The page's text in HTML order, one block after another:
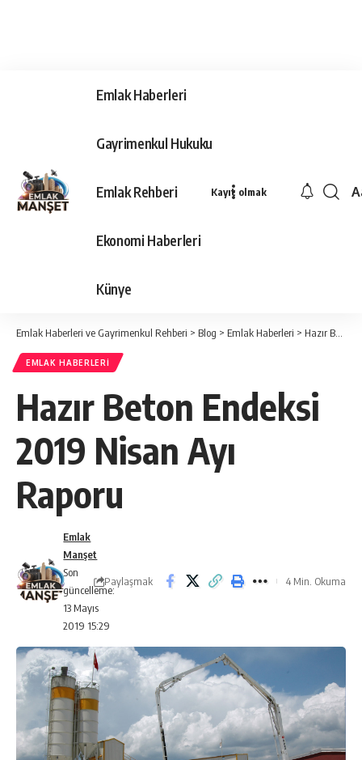
Emlak Haberleri
Gayrimenkul Hukuku
Emlak Rehberi
Ekonomi Haberleri
Künye
Kayıt olmak
Emlak Haberleri ve Gayrimenkul Rehberi > Blog > Emlak Haberleri > Hazır Beton Endeksi 2019 Nisan Ayı Raporu
EMLAK HABERLERI
Hazır Beton Endeksi
2019 Nisan Ayı
Raporu
Son
güncelleme:
13 Mayıs
2019 15:29
Emlak
Manşet
Paylaşmak 4 Min. Okuma